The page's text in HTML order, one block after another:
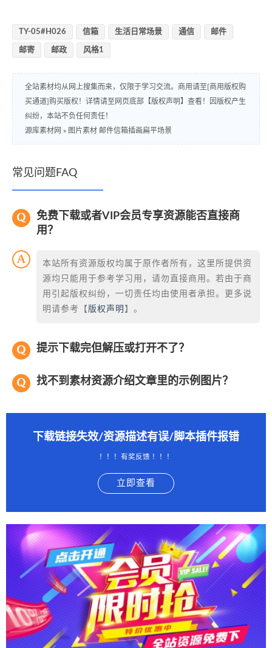
TY-05#H026 信箱 生活日常场景 通信 邮件
邮寄 邮政 风格1
全站素材均从网上搜集而来，仅限于学习交流。商用请至[商用版权购
买通道]购买版权！详情请至网页底部【版权声明】查看！因版权产生
纠纷，本站不负任何责任！
源库素材网 » 图片素材 邮件信箱插画扁平场景
常见问题FAQ
免费下载或者VIP会员专享资源能否直接商
用？
本站所有资源版权均属于原作者所有，这里所提供资
源均只能用于参考学习用，请勿直接商用。若由于商
用引起版权纠纷，一切责任均由使用者承担。更多说
明请参考【 版权声明 】。
提示下载完但解压或打开不了？
找不到素材资源介绍文章里的示例图片？
下载链接失效/资源描述有误/脚本插件报错
！！！有奖反馈 ！！！
立即查看